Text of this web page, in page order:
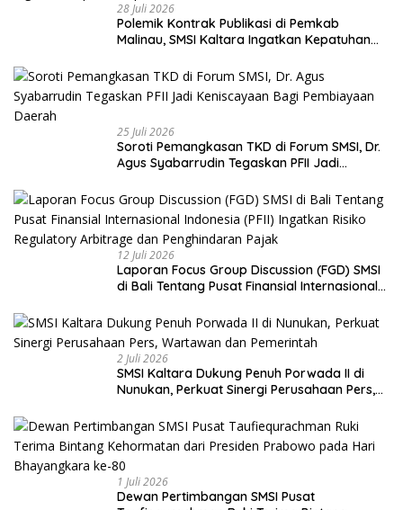
28 Juli 2026
Polemik Kontrak Publikasi di Pemkab
Malinau, SMSI Kaltara Ingatkan Kepatuhan
25 Juli 2026
Soroti Pemangkasan TKD di Forum SMSI, Dr.
Agus Syabarrudin Tegaskan PFII Jadi
12 Juli 2026
Laporan Focus Group Discussion (FGD) SMSI
di Bali Tentang Pusat Finansial Internasional
Arbitrage dan Penghindaran Pajak
2 Juli 2026
SMSI Kaltara Dukung Penuh Porwada II di
Nunukan, Perkuat Sinergi Perusahaan Pers,
1 Juli 2026
Dewan Pertimbangan SMSI Pusat